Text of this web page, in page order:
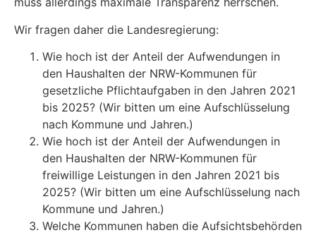
Wir fragen daher die Landesregierung:
Wie hoch ist der Anteil der Aufwendungen in
den Haushalten der NRW-Kommunen für
gesetzliche Pflichtaufgaben in den Jahren 2021
bis 2025? (Wir bitten um eine Aufschlüsselung
nach Kommune und Jahren.)
Wie hoch ist der Anteil der Aufwendungen in
den Haushalten der NRW-Kommunen für
freiwillige Leistungen in den Jahren 2021 bis
2025? (Wir bitten um eine Aufschlüsselung nach
Kommune und Jahren.)
Welche Kommunen haben die Aufsichtsbehörden